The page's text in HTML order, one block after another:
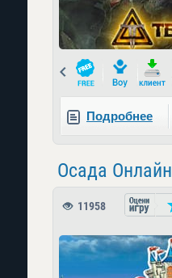
Prev
Подробнее
Осада Онлайн
11958